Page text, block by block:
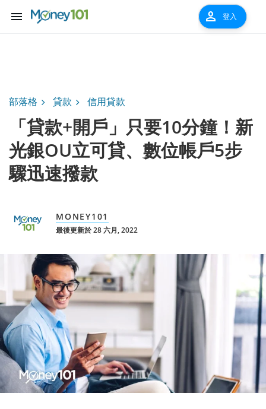
menu person 登入
部落格 貸款 信用貸款
「貸款+開戶」只要10分鐘！新
光銀OU立可貸、數位帳戶5步
驟迅速撥款
MONEY101
最後更新於 28 六月, 2022